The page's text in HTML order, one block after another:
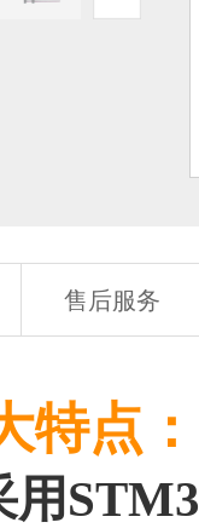
售后服务
特点：
用